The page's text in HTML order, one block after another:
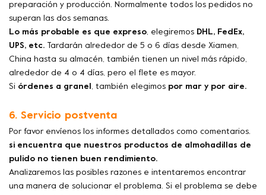
preparación y producción. Normalmente todos los pedidos no
superan las dos semanas.
Lo más probable es que expreso, elegiremos DHL, FedEx,
UPS, etc. Tardarán alrededor de 5 o 6 días desde Xiamen,
China hasta su almacén, también tienen un nivel más rápido,
alrededor de 4 o 4 días, pero el flete es mayor.
Si órdenes a granel , también elegimos por mar y por aire.
6. Servicio postventa
Por favor envíenos los informes detallados como comentarios.
si encuentra que nuestros productos de almohadillas de
pulido no tienen buen rendimiento.
Analizaremos las posibles razones e intentaremos encontrar
una manera de solucionar el problema. Si el problema se debe